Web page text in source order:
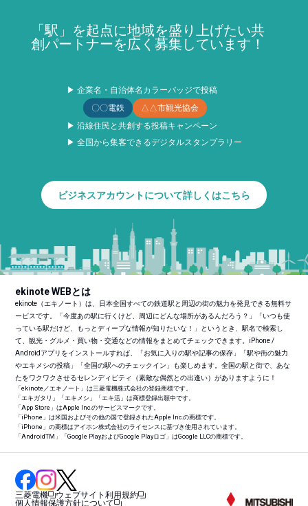
「駅」を起点に地域を盛り上げたい共
創パートナーを広く募集しています！
▶ 企業名・自治体名カラーバッジで投稿
〇〇電鉄
△△市観光協会
▶ 沿線住民と共創する投稿キャンペーン
▶ 全国から集客できるデジタルスタンプラリー
ビジネスアカウントについて詳しくはこちら
ekinote WEBとは
ekinote（エキノート）は、日本全国すべての鉄道駅と周辺の街の魅力を発見できる無料サ
ービスです。「今度あの駅に行くけど、周辺にどんな場所があるんだろう？」「いつも使
っている駅だけど、もっとディープな情報が知りたいな！」というとき、駅名で検索し
て、観光・グルメ・買い物・交通などの情報をまとめてチェックできます。iPhone /
Androidアプリをインストールすれば、「お気に入りの駅や記事の保存」「駅や街の魅力
やエキメシの投稿」「全国の駅へのチェックイン」も楽しめます。全国の駅と街で、あな
たをワクワクさせるセレンディピティ（素敵な偶然との出逢い）がありますように！
「ekinote／エキノート」は三菱電機株式会社の登録商標です。
「エキガタリ」「エキメシ」「エキ活」は商標登録出願中です。
「App Store」はApple Inc.のサービスマークです。
「iPhone」は米国およびその他の国で登録されたApple Inc.の商標です。
「iPhone」の商標はアイホン株式会社のライセンスに基づき使用されています。
「AndroidTM 」「Google PlayおよびGoogle Playロゴ」はGoogle LLCの商標です。
三菱電機
ウェブサイト利用規約
個人情報保護方針について